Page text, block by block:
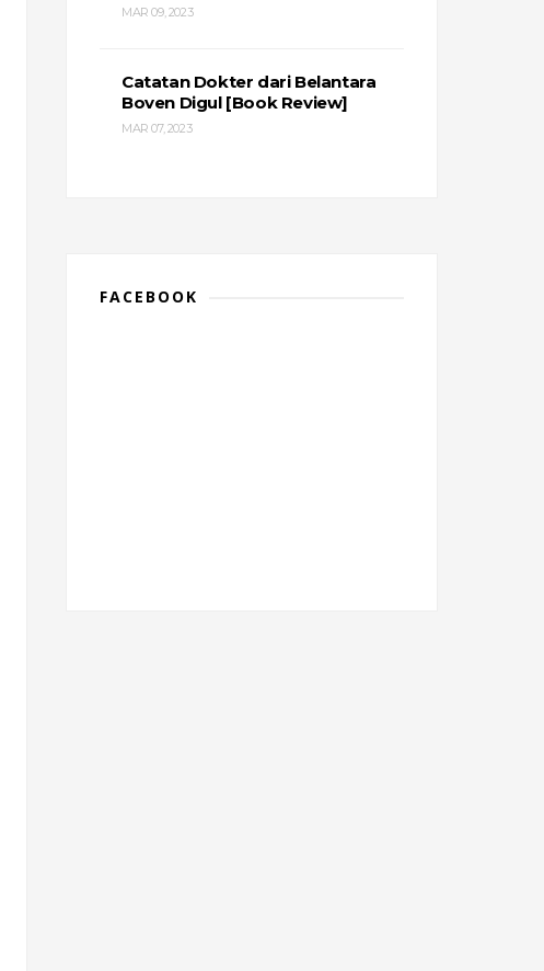
MAR 09, 2023
Catatan Dokter dari Belantara
Boven Digul [Book Review]
MAR 07, 2023
FACEBOOK